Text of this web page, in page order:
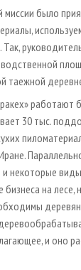
было
таежной
работают
30 тыс.
и некоторые
на лесе,
и оно